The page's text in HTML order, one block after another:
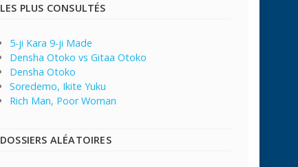
LES PLUS CONSULTÉS
5-ji Kara 9-ji Made
Densha Otoko vs Gitaa Otoko
Densha Otoko
Soredemo, Ikite Yuku
Rich Man, Poor Woman
DOSSIERS ALÉATOIRES